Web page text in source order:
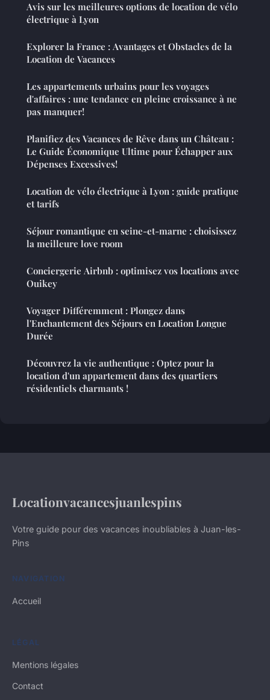
Avis sur les meilleures options de location de vélo
électrique à Lyon
Explorer la France : Avantages et Obstacles de la
Location de Vacances
Les appartements urbains pour les voyages
d'affaires : une tendance en pleine croissance à ne
pas manquer!
Planifiez des Vacances de Rêve dans un Château :
Le Guide Économique Ultime pour Échapper aux
Dépenses Excessives!
Location de vélo électrique à Lyon : guide pratique
et tarifs
Séjour romantique en seine-et-marne : choisissez
la meilleure love room
Conciergerie Airbnb : optimisez vos locations avec
Ouikey
Voyager Différemment : Plongez dans
l'Enchantement des Séjours en Location Longue
Durée
Découvrez la vie authentique : Optez pour la
location d'un appartement dans des quartiers
résidentiels charmants !
Locationvacancesjuanlespins
Votre guide pour des vacances inoubliables à Juan-les-
Pins
NAVIGATION
Accueil
LÉGAL
Mentions légales
Contact